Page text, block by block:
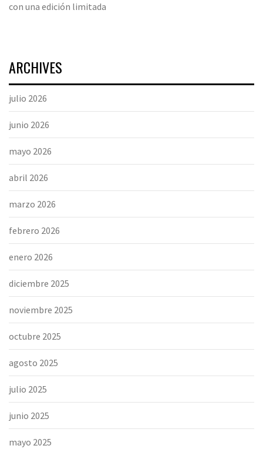
con una edición limitada
ARCHIVES
julio 2026
junio 2026
mayo 2026
abril 2026
marzo 2026
febrero 2026
enero 2026
diciembre 2025
noviembre 2025
octubre 2025
agosto 2025
julio 2025
junio 2025
mayo 2025